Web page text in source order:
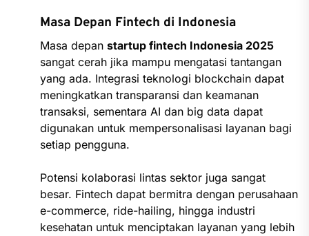
Masa Depan Fintech di Indonesia
Masa depan startup fintech Indonesia 2025
sangat cerah jika mampu mengatasi tantangan
yang ada. Integrasi teknologi blockchain dapat
meningkatkan transparansi dan keamanan
transaksi, sementara AI dan big data dapat
digunakan untuk mempersonalisasi layanan bagi
setiap pengguna.
Potensi kolaborasi lintas sektor juga sangat
besar. Fintech dapat bermitra dengan perusahaan
e-commerce, ride-hailing, hingga industri
kesehatan untuk menciptakan layanan yang lebih